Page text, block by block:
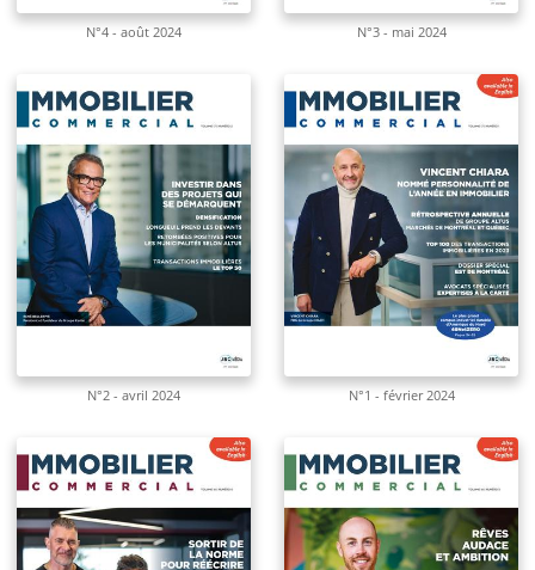
N°4 - août 2024 N°3 - mai 2024
N°2 - avril 2024 N°1 - février 2024